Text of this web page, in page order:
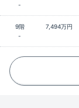
-
9階 7,494万円
-